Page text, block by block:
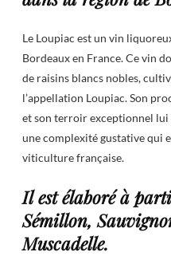
Le Loupiac est un vin
Bordeaux en France. Ce vin
de raisins blancs nobles,
l’appellation Loupiac. Son
et son terroir exceptionnel lui
une complexité gustative qui
viticulture française.
Il est élaboré à
Sémillon,
Muscadelle.